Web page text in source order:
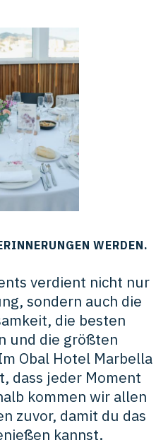
WERDEN.
verdient nicht nur
sondern auch die
die besten
und die größten
Obal Hotel Marbella
dass jeder Moment
kommen wir allen
zuvor, damit du das
kannst.